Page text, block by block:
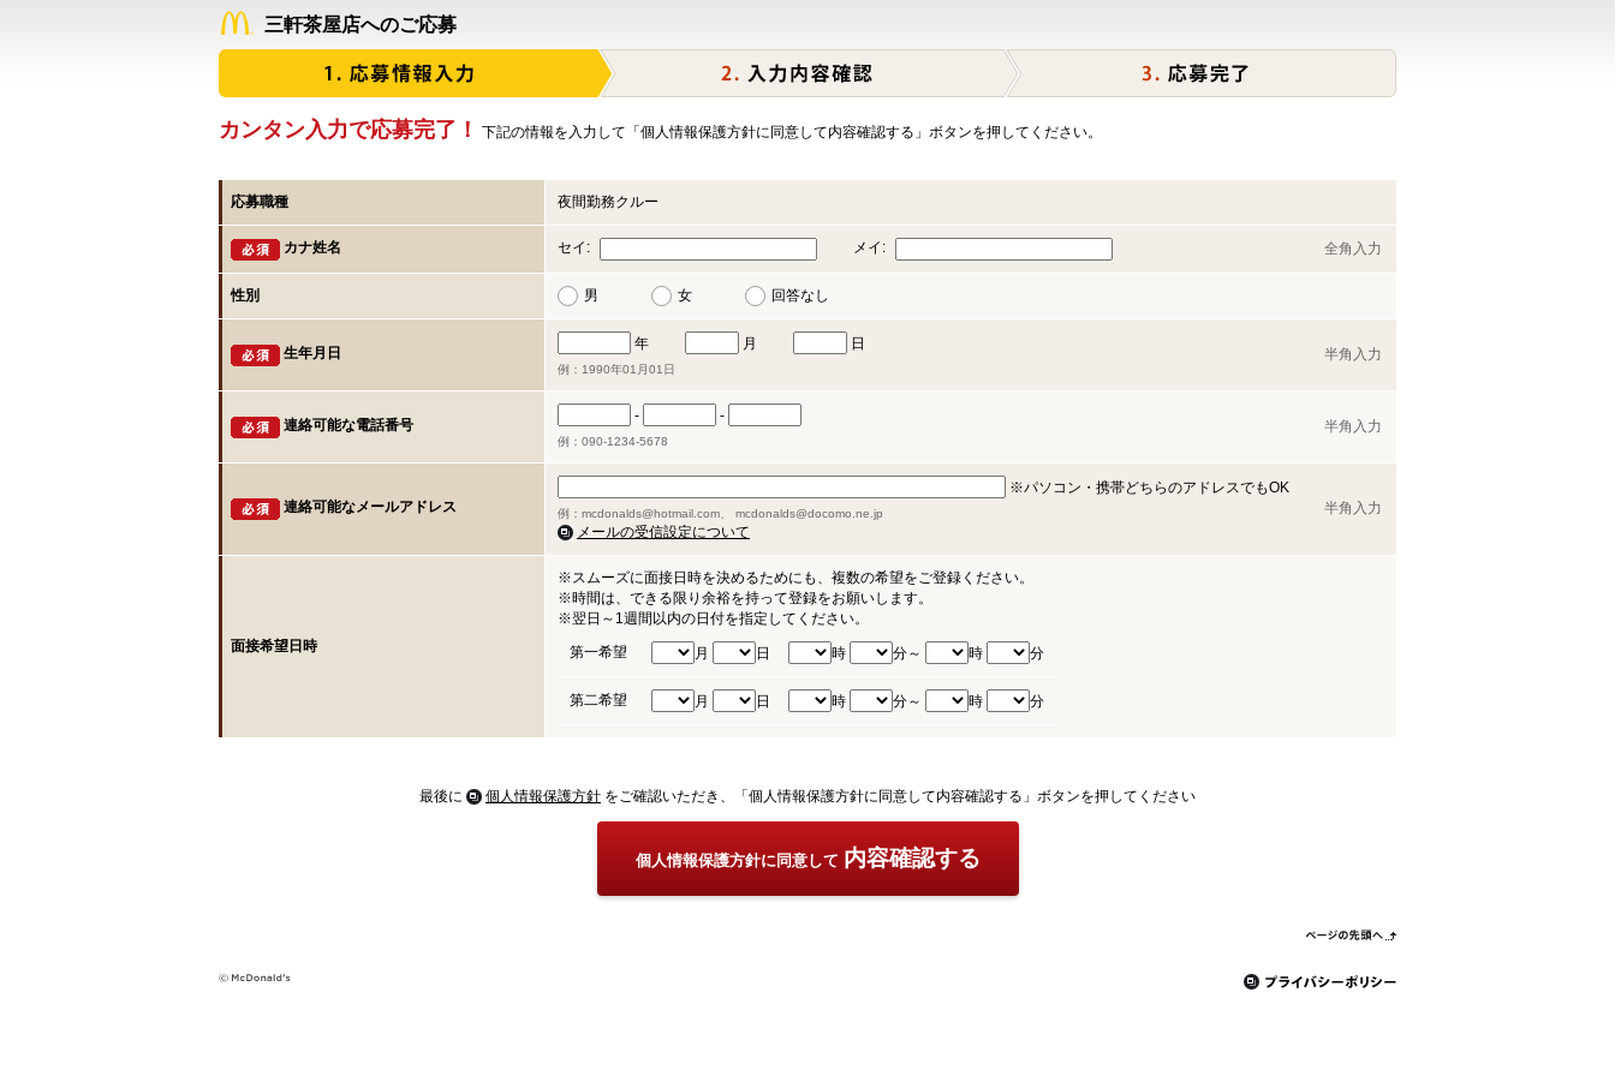
三軒茶屋店へのご応募
カンタン入力で応募完了！ 下記の情報を入力して「個人情報保護方針に同意して内容確認する」ボタンを押してください。
応募職種 夜間勤務クルー
カナ姓名 セイ: メイ: 全角入力
性別 男 女 回答なし
生年月日
年 月 日
例：1990年01月01日
半角入力
連絡可能な電話番号
- -
例：090-1234-5678
半角入力
連絡可能なメールアドレス
※パソコン・携帯どちらのアドレスでもOK
例：mcdonalds@hotmail.com、 mcdonalds@docomo.ne.jp
メールの受信設定について
半角入力
面接希望日時
※スムーズに面接日時を決めるためにも、複数の希望をご登録ください。
※時間は、できる限り余裕を持って登録をお願いします。
※翌日～1週間以内の日付を指定してください。
第一希望
月 日 時 分～ 時 分
第二希望 月 日 時 分～ 時 分
最後に 個人情報保護方針 をご確認いただき、「個人情報保護方針に同意して内容確認する」ボタンを押してください
個人情報保護方針に同意して 内容確認する